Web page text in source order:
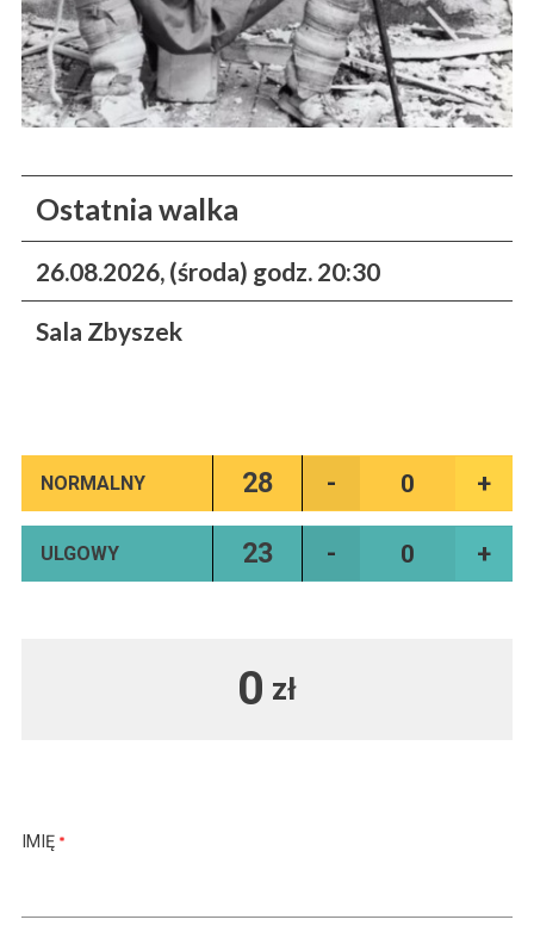
Ostatnia walka
26.08.2026, (środa) godz. 20:30
Sala Zbyszek
NORMALNY 28
ULGOWY 23
0 zł
IMIĘ